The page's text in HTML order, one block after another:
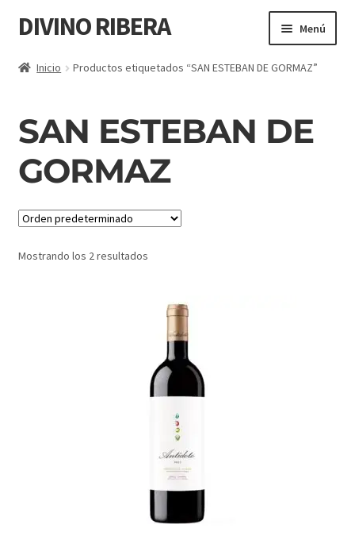
DIVINO RIBERA Menú
TODOS LOS VINOS
Inicio Productos etiquetados “SAN ESTEBAN DE GORMAZ”
SAN ESTEBAN DE
GORMAZ
Mostrando los 2 resultados